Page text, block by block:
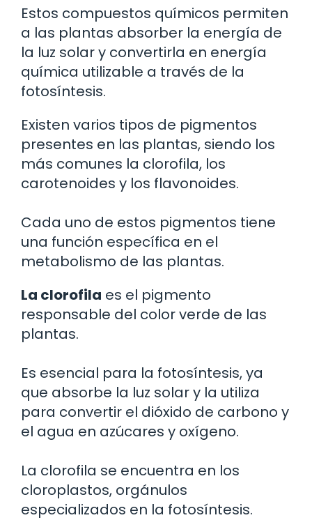
Estos compuestos químicos permiten
a las plantas absorber la energía de
la luz solar y convertirla en energía
química utilizable a través de la
fotosíntesis.
Existen varios tipos de pigmentos
presentes en las plantas, siendo los
más comunes la clorofila, los
carotenoides y los flavonoides.
Cada uno de estos pigmentos tiene
una función específica en el
metabolismo de las plantas.
La clorofila es el pigmento
responsable del color verde de las
plantas.
Es esencial para la fotosíntesis, ya
que absorbe la luz solar y la utiliza
para convertir el dióxido de carbono y
el agua en azúcares y oxígeno.
La clorofila se encuentra en los
cloroplastos, orgánulos
especializados en la fotosíntesis.